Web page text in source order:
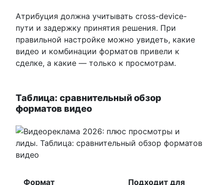
Атрибуция должна учитывать cross-device-
пути и задержку принятия решения. При
правильной настройке можно увидеть, какие
видео и комбинации форматов привели к
сделке, а какие — только к просмотрам.
Таблица: сравнительный обзор
форматов видео
Формат Подходит для